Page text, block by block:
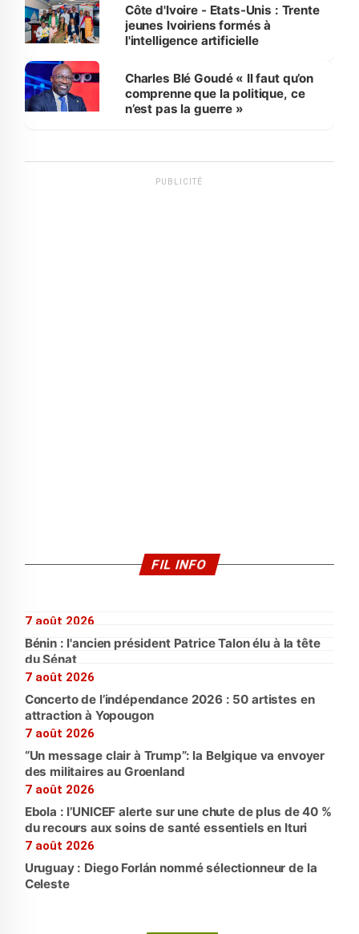
Côte d'Ivoire - Etats-Unis : Trente
jeunes Ivoiriens formés à
l'intelligence artificielle
Charles Blé Goudé « Il faut qu’on
comprenne que la politique, ce
n’est pas la guerre »
PUBLICITÉ
FIL INFO
7 août 2026
Bénin : l'ancien président Patrice Talon élu à la tête
du Sénat
7 août 2026
Concerto de l’indépendance 2026 : 50 artistes en
attraction à Yopougon
7 août 2026
“Un message clair à Trump”: la Belgique va envoyer
des militaires au Groenland
7 août 2026
Ebola : l’UNICEF alerte sur une chute de plus de 40 %
du recours aux soins de santé essentiels en Ituri
7 août 2026
Uruguay : Diego Forlán nommé sélectionneur de la
Celeste